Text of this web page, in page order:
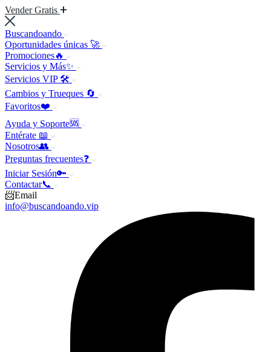
Vender Gratis
Buscandoando
Oportunidades únicas 🚀
Promociones🔥
Servicios y Más✨
Servicios VIP 🛠️
Cambios y Trueques 🔄
Favoritos❤️
Ayuda y Soporte🆘
Entérate 📖
Nosotros👥
Preguntas frecuentes❓
Iniciar Sesión🔑
Contactar📞
📨Email
info@buscandoando.vip